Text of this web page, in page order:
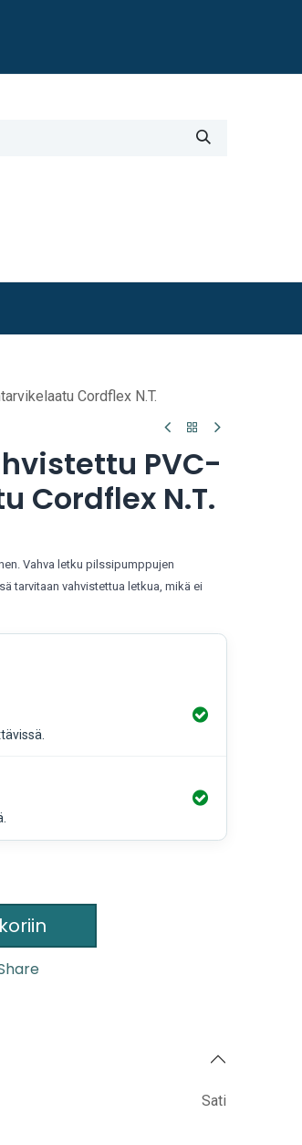
Cordflex N.T.
PVC-
Cordflex N.T.
Vahva letku pilssipumppujen
tarvitaan vahvistettua letkua, mikä ei
Sati